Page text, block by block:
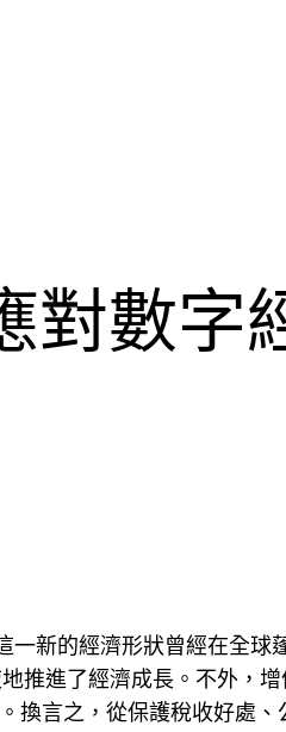
對數字
新的經濟形狀曾經在全球
進了經濟成長。不外，
言之，從保護稅收好處